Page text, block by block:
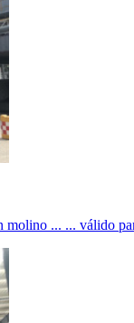
molino ... ... válido